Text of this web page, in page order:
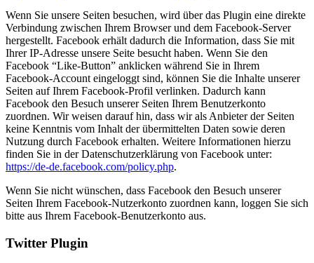
Wenn Sie unsere Seiten besuchen, wird über das Plugin eine direkte
Verbindung zwischen Ihrem Browser und dem Facebook-Server
hergestellt. Facebook erhält dadurch die Information, dass Sie mit
Ihrer IP-Adresse unsere Seite besucht haben. Wenn Sie den
Facebook “Like-Button” anklicken während Sie in Ihrem
Facebook-Account eingeloggt sind, können Sie die Inhalte unserer
Seiten auf Ihrem Facebook-Profil verlinken. Dadurch kann
Facebook den Besuch unserer Seiten Ihrem Benutzerkonto
zuordnen. Wir weisen darauf hin, dass wir als Anbieter der Seiten
keine Kenntnis vom Inhalt der übermittelten Daten sowie deren
Nutzung durch Facebook erhalten. Weitere Informationen hierzu
finden Sie in der Datenschutzerklärung von Facebook unter:
https://de-de.facebook.com/policy.php.
Wenn Sie nicht wünschen, dass Facebook den Besuch unserer
Seiten Ihrem Facebook-Nutzerkonto zuordnen kann, loggen Sie sich
bitte aus Ihrem Facebook-Benutzerkonto aus.
Twitter Plugin